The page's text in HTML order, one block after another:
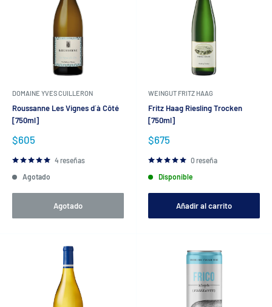
DOMAINE YVES CUILLERON
Roussanne Les Vignes d´à Côté
[750ml]
Precio
venta
$605
4 reseñas
Agotado
Agotado
WEINGUT FRITZ HAAG
Fritz Haag Riesling Trocken
[750ml]
Precio
venta
$675
0 reseña
Disponible
Añadir al carrito